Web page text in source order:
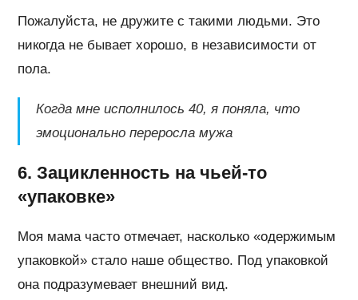
Пожалуйста, не дружите с такими людьми. Это
никогда не бывает хорошо, в независимости от
пола.
Когда мне исполнилось 40, я поняла, что
эмоционально переросла мужа
6. Зацикленность на чьей-то
«упаковке»
Моя мама часто отмечает, насколько «одержимым
упаковкой» стало наше общество. Под упаковкой
она подразумевает внешний вид.